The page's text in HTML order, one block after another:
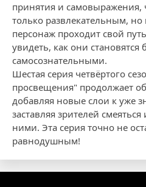
принятия и самовыражения,
только развлекательным,
персонаж проходит свой
увидеть, как они
самосознательными.
Шестая серия четвёртого
просвещения" продолжает
добавляя новые слои к уже
заставляя зрителей
ними. Эта серия точно не
равнодушным!